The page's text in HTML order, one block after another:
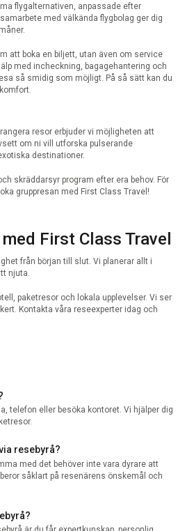
flygalternativen, anpassade efter
med välkända flygbolag ger dig
att boka en biljett, utan även om service
med incheckning, bagagehantering och
så smidig som möjligt. På så sätt kan du
resor erbjuder vi möjligheten att
om ni vill utforska pulserande
destinationer.
skräddarsyr program efter era behov. För
gruppresan med First Class Travel!
First Class Travel
från början till slut. Vi planerar allt i
njuta.
paketresor och lokala upplevelser. Vi ser
Kontakta våra reseexperter idag och
telefon eller besöka kontoret. Vi hjälper dig
resebyrå?
med det behöver inte vara dyrare att
såklart på resenärens önskemål och